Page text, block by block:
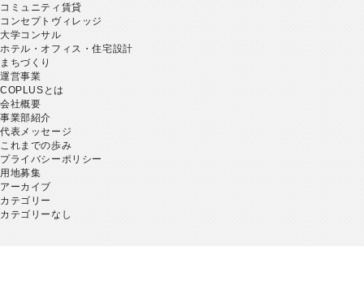
コミュニティ賃貸
コンセプトヴィレッジ
大学コンサル
ホテル・オフィス・住宅設計
まちづくり
運営事業
COPLUSとは
会社概要
事業部紹介
代表メッセージ
これまでの歩み
プライバシーポリシー
用地募集
アーカイブ
カテゴリー
カテゴリーなし